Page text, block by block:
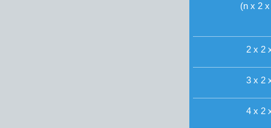
(n x 2
2 x 2
3 x 2
4 x 2